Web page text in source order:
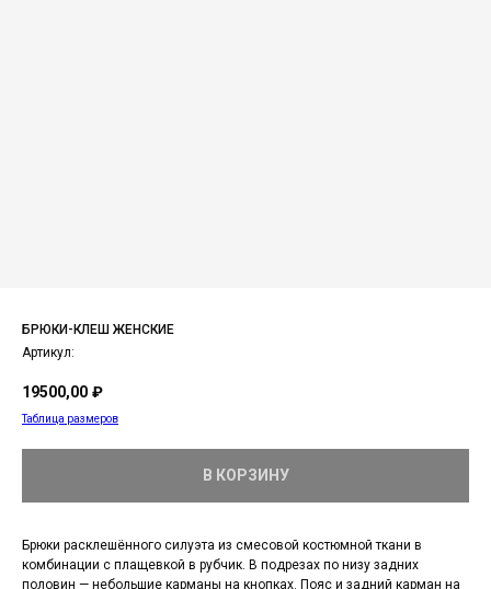
БРЮКИ-КЛЕШ ЖЕНСКИЕ
Артикул:
19500,00 ₽
Таблица размеров
В КОРЗИНУ
Брюки расклешённого силуэта из смесовой костюмной ткани в
комбинации с плащевкой в рубчик. В подрезах по низу задних
половин — небольшие карманы на кнопках. Пояс и задний карман на